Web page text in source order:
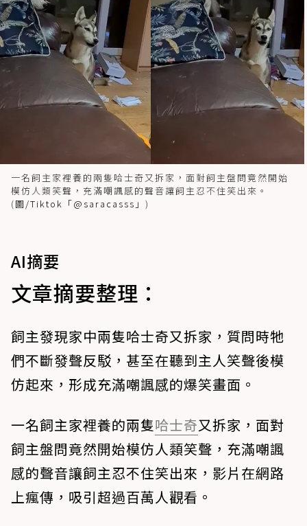
一名飼主家裡養的兩隻哈士奇又拆家，面對飼主盤問竟然開始
模仿人類笑聲，充滿嘲諷感的聲音讓飼主忍不住笑出來。
(圖/Tiktok「@saracasss」 )
AI摘要
文章摘要整理：
飼主發現家中兩隻哈士奇又拆家，質問時牠
們不斷發聲反駁，甚至在聽到主人笑聲後模
仿起來，形成充滿嘲諷感的爆笑畫面。
一名飼主家裡養的兩隻哈士奇又拆家，面對
飼主盤問竟然開始模仿人類笑聲，充滿嘲諷
感的聲音讓飼主忍不住笑出來，影片在網路
上瘋傳，吸引超過百萬人觀看。